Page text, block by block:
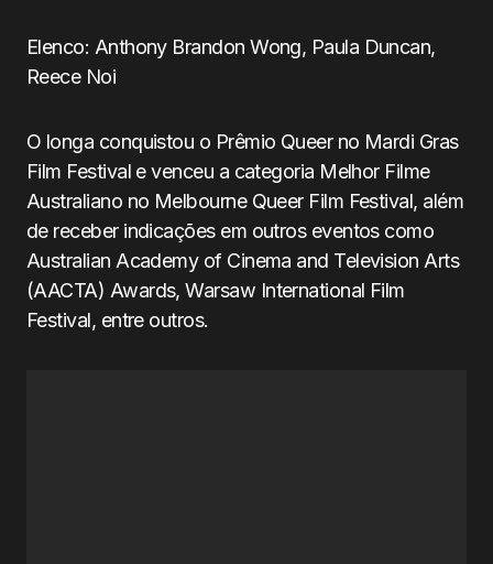
Elenco: Anthony Brandon Wong, Paula Duncan,
Reece Noi
O longa conquistou o Prêmio Queer no Mardi Gras
Film Festival e venceu a categoria Melhor Filme
Australiano no Melbourne Queer Film Festival, além
de receber indicações em outros eventos como
Australian Academy of Cinema and Television Arts
(AACTA) Awards, Warsaw International Film
Festival, entre outros.